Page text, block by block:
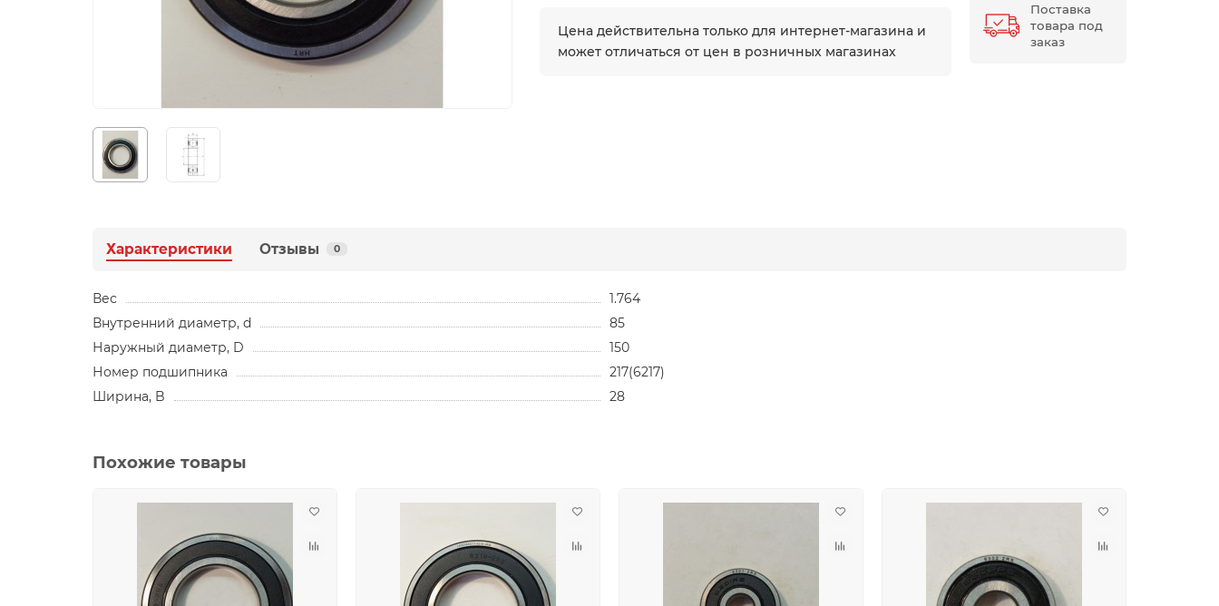
Цена действительна только для интернет-магазина и
может отличаться от цен в розничных магазинах
Поставка
товара под
заказ
Характеристики Отзывы 0
Вес
1.764
Внутренний диаметр, d
85
Наружный диаметр, D
150
Номер подшипника
217(6217)
Ширина, B
28
Похожие товары